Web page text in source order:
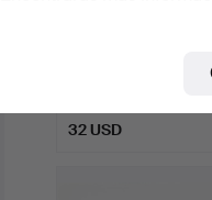
32 USD